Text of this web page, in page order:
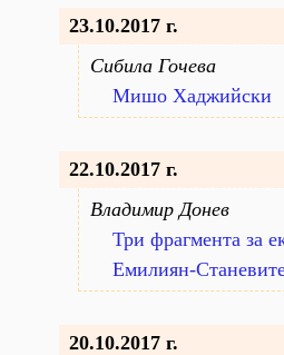
23.10.2017 г.
Сибила Гочева
Мишо Хаджийски
22.10.2017 г.
Владимир Донев
Три фрагмента за
Емилиян-
20.10.2017 г.